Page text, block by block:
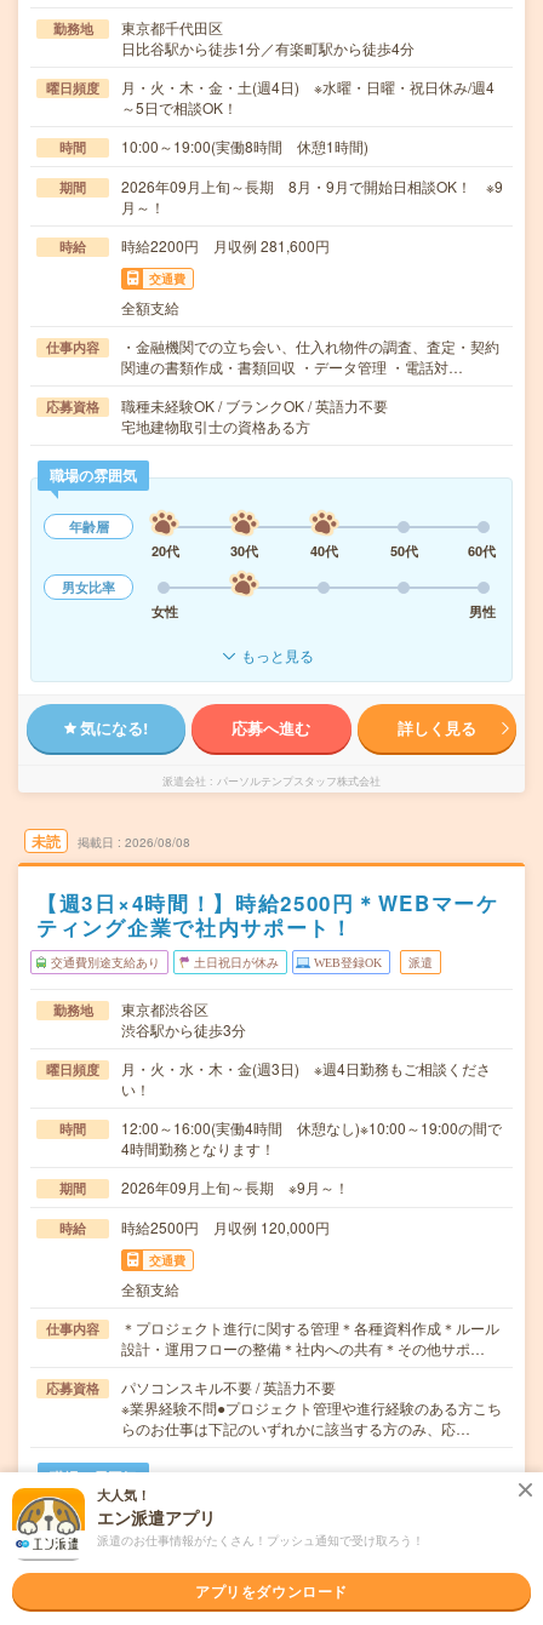
勤務地
東京都千代田区
日比谷駅から徒歩1分／有楽町駅から徒歩4分
曜日頻度
月・火・木・金・土(週4日) ※水曜・日曜・祝日休み/週4
～5日で相談OK！
時間 10:00～19:00(実働8時間 休憩1時間)
期間
2026年09月上旬～長期 8月・9月で開始日相談OK！ ※9
月～！
時給 時給2200円 月収例 281,600円
交通費
全額支給
仕事内容
・金融機関での立ち会い、仕入れ物件の調査、査定・契約
関連の書類作成・書類回収 ・データ管理 ・電話対…
応募資格
職種未経験OK / ブランクOK / 英語力不要
宅地建物取引士の資格ある方
職場の雰囲気
年齢層
20代
30代 40代 50代
60代
男女比率
女性
男性
もっと見る
気になる! 応募へ進む 詳しく見る
派遣会社 パーソルテンプスタッフ株式会社
未読 掲載日 2026/08/08
【週3日×4時間！】時給2500円＊WEBマーケ
ティング企業で社内サポート！
交通費別途支給あり 土日祝日が休み WEB登録OK 派遣
勤務地
東京都渋谷区
渋谷駅から徒歩3分
曜日頻度
月・火・水・木・金(週3日) ※週4日勤務もご相談くださ
い！
時間
12:00～16:00(実働4時間 休憩なし)※10:00～19:00の間で
4時間勤務となります！
期間 2026年09月上旬～長期 ※9月～！
時給 時給2500円 月収例 120,000円
交通費
全額支給
仕事内容
＊プロジェクト進行に関する管理＊各種資料作成＊ルール
設計・運用フローの整備＊社内への共有＊その他サポ…
応募資格
パソコンスキル不要 / 英語力不要
※業界経験不問●プロジェクト管理や進行経験のある方こち
らのお仕事は下記のいずれかに該当する方のみ、応…
職場の雰囲気
年齢層
30代 50代
女性
男性
大人気！
エン派遣アプリ
派遣のお仕事情報がたくさん！プッシュ通知で受け取ろう！
アプリをダウンロード